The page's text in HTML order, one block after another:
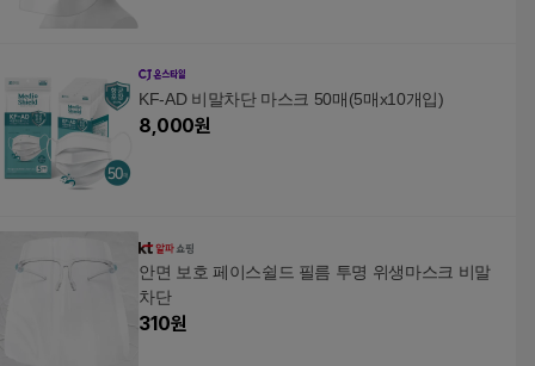
KF-AD 비말차단 마스크 50매(5매x10개입)
8,000원
안면 보호 페이스쉴드 필름 투명 위생마스크 비말
차단
310원